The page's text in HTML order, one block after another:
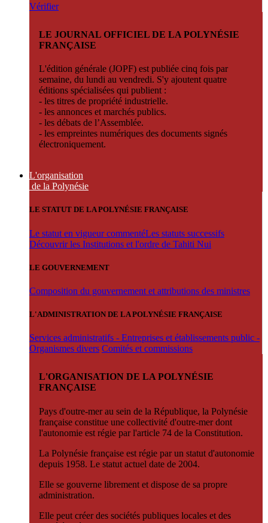
Vérifier
LE JOURNAL OFFICIEL DE LA POLYNÉSIE
FRANÇAISE
L'édition générale (JOPF) est publiée cinq fois par
semaine, du lundi au vendredi. S'y ajoutent quatre
éditions spécialisées qui publient :
- les titres de propriété industrielle.
- les annonces et marchés publics.
- les débats de l’Assemblée.
- les empreintes numériques des documents signés
électroniquement.
L'organisation
de la Polynésie
LE STATUT DE LA POLYNÉSIE FRANÇAISE
Le statut en vigueur commentéLes statuts successifs
Découvrir les Institutions et l'ordre de Tahiti Nui
LE GOUVERNEMENT
Composition du gouvernement et attributions des ministres
L'ADMINISTRATION DE LA POLYNÉSIE FRANÇAISE
Services administratifs - Entreprises et établissements public -
Organismes divers Comités et commissions
L'ORGANISATION DE LA POLYNÉSIE
FRANÇAISE
Pays d'outre-mer au sein de la République, la Polynésie
française constitue une collectivité d'outre-mer dont
l'autonomie est régie par l'article 74 de la Constitution.
La Polynésie française est régie par un statut d'autonomie
depuis 1958. Le statut actuel date de 2004.
Elle se gouverne librement et dispose de sa propre
administration.
Elle peut créer des sociétés publiques locales et des